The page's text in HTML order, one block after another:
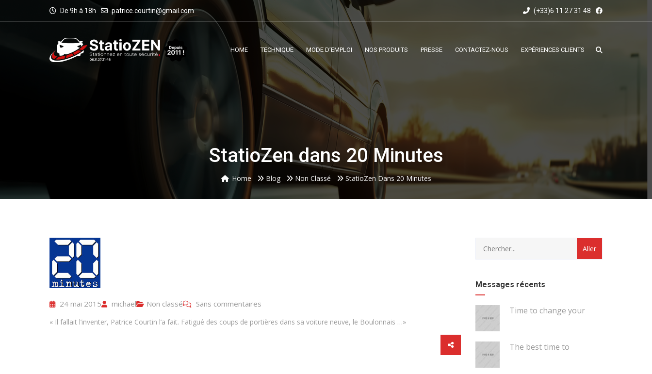
De 9h à 18h patrice.courtin@gmail.com (+33)6 11 27 31 48
HOME TECHNIQUE MODE D’EMPLOI NOS PRODUITS PRESSE CONTACTEZ-NOUS EXPÉRIENCES CLIENTS
StatioZen dans 20 Minutes
Home Blog Non Classé StatioZen Dans 20 Minutes
24 mai 2015 michael Non classé Sans commentaires
« Il fallait l’inventer, Patrice Courtin l’a fait. Fatigué des coups de portières dans sa voiture neuve, le Boulonnais …»
Messages récents
Time to change your
The best time to
with